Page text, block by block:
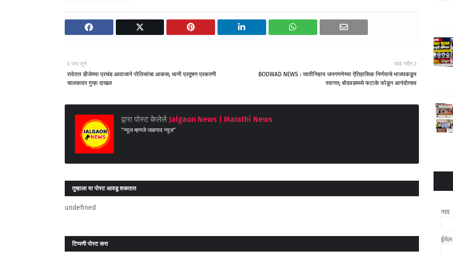
थोडे नवीन
BODWAD NEWS : जातीनिहाय जनगणनेच्या ऐतिहासिक निर्णयाचे भाजपकडून
स्वागत; बोदवडमध्ये फटाके फोडून आनंदोत्सव
जरा जुने
रावेरात डीजेच्या प्रचंड आवाजाने पोलिसांचा आकस; ध्वनी प्रदूषण प्रकरणी
चालकावर गुन्हा दाखल
द्वारा पोस्ट केलेले Jalgaon News | Marathi News
"न्यूज म्हणजे जळगाव न्यूज"
तुम्‍हाला या पोस्‍ट आवडू शकतात
undefined
टिप्पणी पोस्ट करा
नाव
ईमेल